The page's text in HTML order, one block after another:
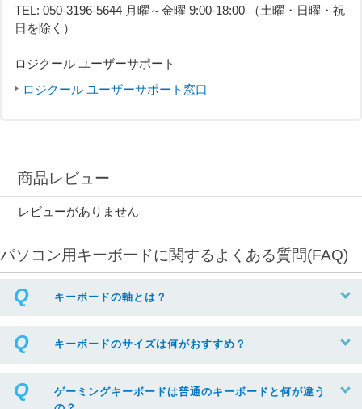
TEL: 050-3196-5644 月曜～金曜 9:00-18:00 （土曜・日曜・祝
日を除く）
ロジクール ユーザーサポート
ロジクール ユーザーサポート窓口
商品レビュー
レビューがありません
パソコン用キーボードに関するよくある質問(FAQ)
キーボードの軸とは？
キーボードのサイズは何がおすすめ？
ゲーミングキーボードは普通のキーボードと何が違う